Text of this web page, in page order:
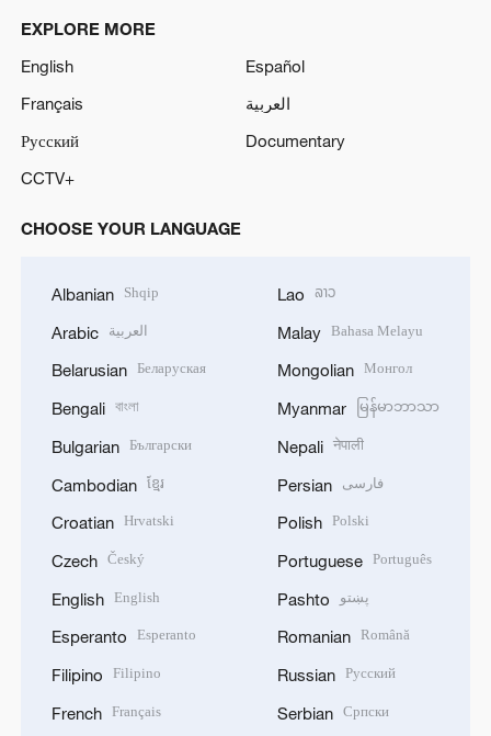
EXPLORE MORE
English
Español
Français
العربية
Русский
Documentary
CCTV+
CHOOSE YOUR LANGUAGE
Albanian Shqip
Arabic العربية
Belarusian Беларуская
Bengali বাংলা
Bulgarian Български
Cambodian ខ្មែរ
Croatian Hrvatski
Czech Český
English English
Esperanto Esperanto
Filipino Filipino
French Français
Lao ລາວ
Malay Bahasa Melayu
Mongolian Монгол
Myanmar မြန်မာဘာသာ
Nepali नेपाली
Persian فارسی
Polish Polski
Portuguese Português
Pashto پښتو
Romanian Română
Russian Русский
Serbian Српски